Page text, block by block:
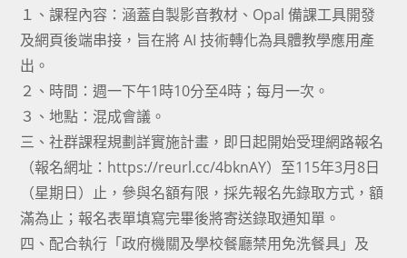
１、課程內容：涵蓋自製影音教材、Opal 備課工具開發
及網頁後端串接，旨在將 AI 技術轉化為具體教學應用產
出。
２、時間：週一下午1時10分至4時；每月一次。
３、地點：混成會議。
三、社群課程規劃詳實施計畫，即日起開始受理網路報名
（報名網址：https://reurl.cc/4bknAY）至115年3月8日
（星期日）止，參與名額有限，採先報名先錄取方式，額
滿為止；報名表單填寫完畢後將寄送錄取通知單。
四、配合執行「政府機關及學校餐廳禁用免洗餐具」及